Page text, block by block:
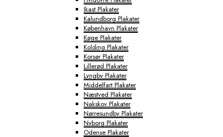
Ikast Plakater
Kalundborg Plakater
København Plakater
Køge Plakater
Kolding Plakater
Korsør Plakater
Lillerød Plakater
Lyngby Plakater
Middelfart Plakater
Næstved Plakater
Nakskov Plakater
Nørresundby Plakater
Nyborg Plakater
Odense Plakater